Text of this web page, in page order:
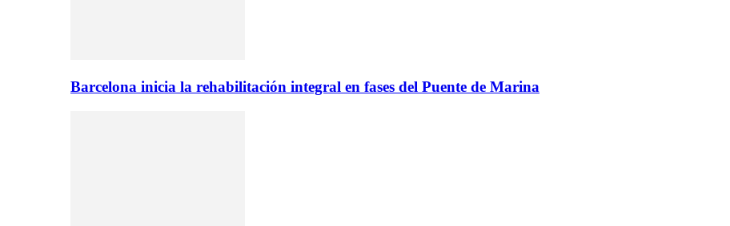
Barcelona inicia la rehabilitación integral en fases del Puente de Marina